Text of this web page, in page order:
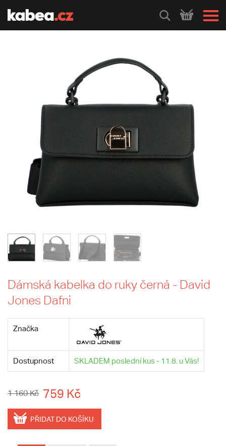
HLEDEJ
Dámská kabelka do ruky černá - David
Jones Dafni
Značka
Dostupnost SKLADEM poslední kus - 11.8. u Vás!
1 160 Kč 759 Kč
PŘIDAT DO KOŠÍKU